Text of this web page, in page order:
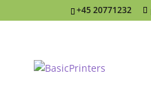
+45 20771232